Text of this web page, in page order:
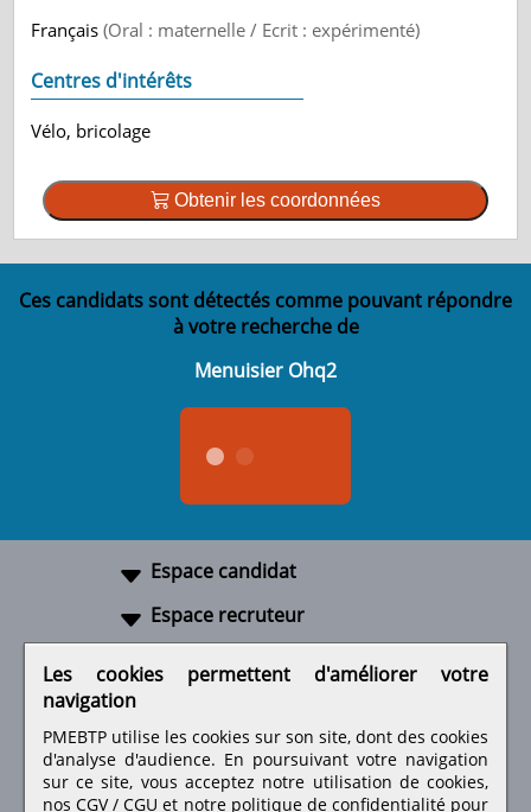
Français(Oral : maternelle / Ecrit : expérimenté)
Centres d'intérêts
Vélo, bricolage
Obtenir les coordonnées
Ces candidats sont détectés comme pouvant répondre
à votre recherche de
Menuisier Ohq2
Espace candidat
Espace recruteur
Les cookies permettent d'améliorer votre
navigation
PMEBTP utilise les cookies sur son site, dont des cookies
d'analyse d'audience. En poursuivant votre navigation
sur ce site, vous acceptez notre utilisation de cookies,
nos CGV / CGU et notre politique de confidentialité pour